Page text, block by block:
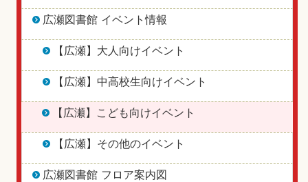
広瀬図書館 イベント情報
【広瀬】大人向けイベント
【広瀬】中高校生向けイベント
【広瀬】こども向けイベント
【広瀬】その他のイベント
広瀬図書館 フロア案内図